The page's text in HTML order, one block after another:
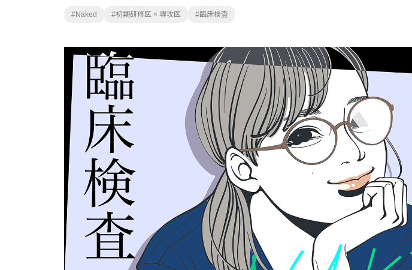
Re:地方からの便り
医師と先進医療技術とわ
Naked 初期研修医 × 専攻医 臨床検査